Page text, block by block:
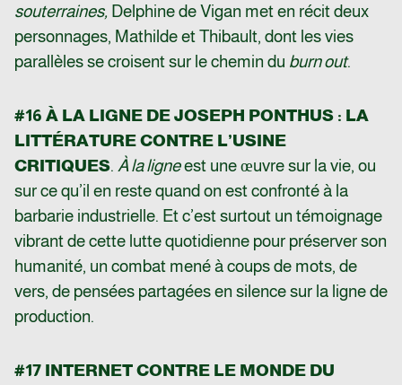
souterraines, Delphine de Vigan met en récit deux
personnages, Mathilde et Thibault, dont les vies
parallèles se croisent sur le chemin du burn out.
#16 À LA LIGNE DE JOSEPH PONTHUS : LA
LITTÉRATURE CONTRE L’USINE
CRITIQUES. À la ligneest une œuvre sur la vie, ou
sur ce qu’il en reste quand on est confronté à la
barbarie industrielle. Et c’est surtout un témoignage
vibrant de cette lutte quotidienne pour préserver son
humanité, un combat mené à coups de mots, de
vers, de pensées partagées en silence sur la ligne de
production.
#17 INTERNET CONTRE LE MONDE DU